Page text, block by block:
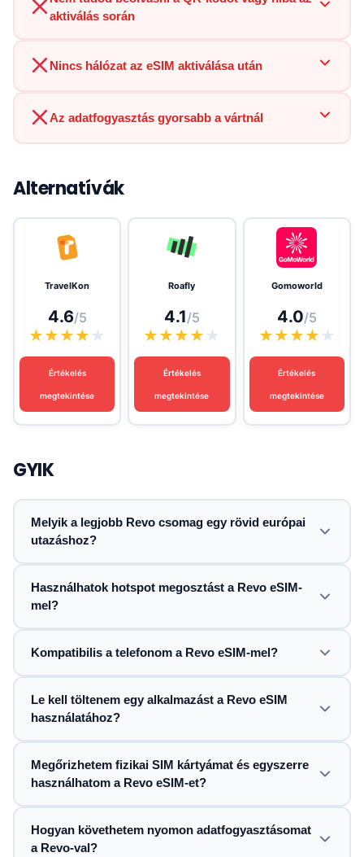
aktiválás során
Nincs hálózat az eSIM aktiválása után
Az adatfogyasztás gyorsabb a vártnál
Alternatívák
TravelKon
4.6/5
★★★★ ★
Értékelés
megtekintése
Roafly
4.1/5
★★★★ ★
Értékelés
megtekintése
Gomoworld
4.0/5
★★★★ ★
Értékelés
megtekintése
GYIK
Melyik a legjobb Revo csomag egy rövid európai
utazáshoz?
Használhatok hotspot megosztást a Revo eSIM-
mel?
Kompatibilis a telefonom a Revo eSIM-mel?
Le kell töltenem egy alkalmazást a Revo eSIM
használatához?
Megőrizhetem fizikai SIM kártyámat és egyszerre
használhatom a Revo eSIM-et?
Hogyan követhetem nyomon adatfogyasztásomat
a Revo-val?